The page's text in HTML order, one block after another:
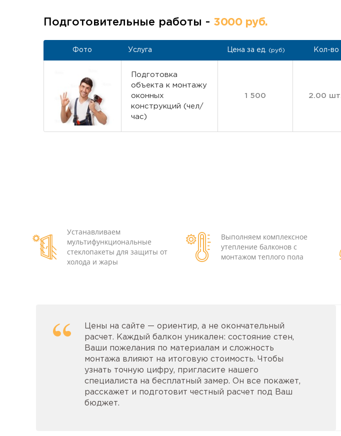
Устанавливаем
мультифункциональные
стеклопакеты для защиты от
холода и жары
Выполняем комплексное
утепление балконов с
монтажом теплого пола
Цены на сайте — ориентир, а не окончательный
расчет. Каждый балкон уникален: состояние стен,
Ваши пожелания по материалам и сложность
монтажа влияют на итоговую стоимость. Чтобы
узнать точную цифру, пригласите нашего
специалиста на бесплатный замер. Он все покажет,
расскажет и подготовит честный расчет под Ваш
бюджет.
Подготовительные работы - 3000 руб.
Фото Услуга Цена за ед. (руб) Кол-во
Подготовка
объекта к монтажу
оконных
конструкций (чел/
час)
1 500 2.00